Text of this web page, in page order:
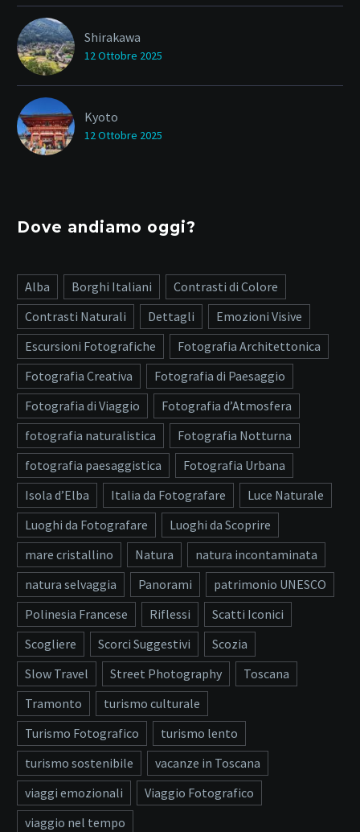
Shirakawa
12 Ottobre 2025
Kyoto
12 Ottobre 2025
Dove andiamo oggi?
Alba Borghi Italiani
Contrasti di Colore
Contrasti Naturali
Dettagli
Emozioni Visive
Escursioni Fotografiche
Fotografia Architettonica
Fotografia Creativa
Fotografia di Paesaggio
Fotografia di Viaggio
Fotografia d’Atmosfera
fotografia naturalistica
Fotografia Notturna
fotografia paesaggistica
Fotografia Urbana
Isola d’Elba
Italia da Fotografare
Luce Naturale
Luoghi da Fotografare
Luoghi da Scoprire
mare cristallino
Natura
natura incontaminata
natura selvaggia
Panorami
patrimonio UNESCO
Polinesia Francese
Riflessi
Scatti Iconici
Scogliere
Scorci Suggestivi
Scozia
Slow Travel
Street Photography
Toscana
Tramonto
turismo culturale
Turismo Fotografico
turismo lento
turismo sostenibile
vacanze in Toscana
viaggi emozionali
Viaggio Fotografico
viaggio nel tempo